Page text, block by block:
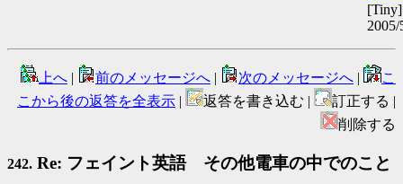
[Tiny]
上へ | 前のメッセージへ | 次のメッセージへ |
こ
こから後の返答を全表示 | 返答を書き込む |
訂正する |
削除する
242. Re: フェイント英語 その他電車の中でのこと